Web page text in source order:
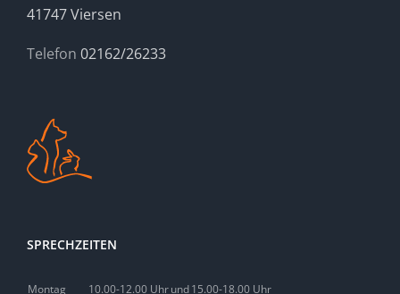
41747 Viersen
Telefon 02162/26233
SPRECHZEITEN
Montag 10.00-12.00 Uhrund15.00-18.00 Uhr